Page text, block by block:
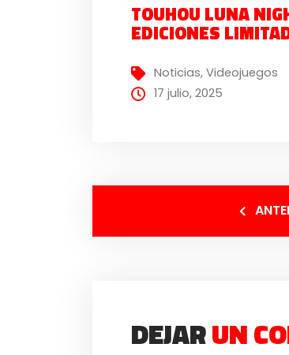
TOUHOU LUNA
EDICIONES
Noticias,Videojuegos
17 julio, 2025
DEJARUN